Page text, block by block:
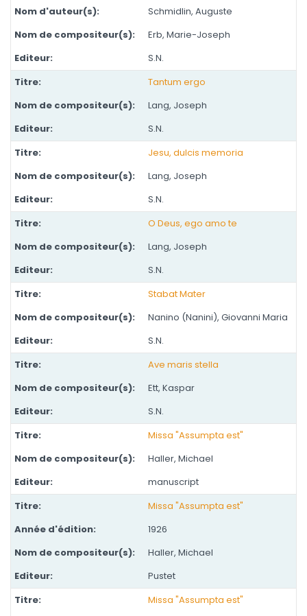
Schmidlin, Auguste
Erb, Marie-Joseph
S.N.
Tantum ergo
Lang, Joseph
S.N.
Jesu, dulcis memoria
Lang, Joseph
S.N.
O Deus, ego amo te
Lang, Joseph
S.N.
Stabat Mater
Nanino (Nanini), Giovanni Maria
S.N.
Ave maris stella
Ett, Kaspar
S.N.
Missa "Assumpta est"
Haller, Michael
manuscript
Missa "Assumpta est"
1926
Haller, Michael
Pustet
Missa "Assumpta est"